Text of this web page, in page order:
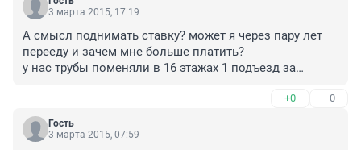
3 марта 2015, 17:19
А смысл поднимать ставку? может я через пару лет
перееду и зачем мне больше платить?
у нас трубы поменяли в 16 этажах 1 подъезд за
хорошая... успели отмыть денег до фонда... и мы
теперь должны 800000, круто...
+0 –0
Гость
3 марта 2015, 07:59